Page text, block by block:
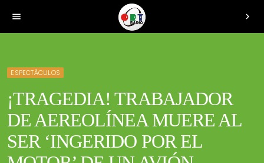
menu chevron_right
ESPECTÁCULOS
¡TRAGEDIA! TRABAJADOR
DE AEREOLÍNEA MUERE AL
SER ‘INGERIDO POR EL